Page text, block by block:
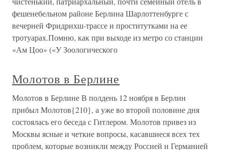
фешенебельном районе Берлина Шарлоттенбурге с
вечерней Фридрихш-трассе и проститутками на ее
тротуарах.Помню, как при выходе из метро со станции
«Ам Цоо» («У Зоологического
Молотов в Берлине
Молотов в Берлине В полдень 12 ноября в Берлин
прибыл Молотов{210}, а уже во второй половине дня
состоялась его беседа с Гитлером. Молотов привез из
Москвы ясные и четкие вопросы, касавшиеся всех тех
проблем, которые возникли между Россией и Германией